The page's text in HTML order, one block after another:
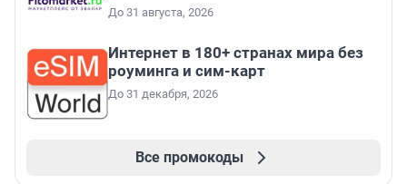
До 31 августа, 2026
Интернет в 180+ странах мира без
роуминга и сим-карт
До 31 декабря, 2026
Все промокоды